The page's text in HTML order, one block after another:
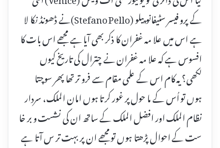
کے پرو فیسر سٹیفانو پیلو (Stefano Pello)نے ڈھونڈ نکا لا
ہے اس میں علا مہ غفران کا ذکر بھی آیا ہے مجھے اس بات کا
افسوس ہے کہ علا مہ غفران نے چترال کی تاریخ کیوں
لکھی؟ یہ کام اس کے علمی مقام سے فرو تر تھا پھر سوچتا
ہوں تو اُس کے ما حول پر غور کر تا ہوں امان الملک، سردار
نظام الملک اور افضل الملک کے ساتھ ان کی نشست و بر خا
ست کے احوال پڑھتا ہوں تو مجھے ان پر بہت تر س آتا ہے